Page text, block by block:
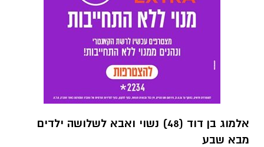
אלמוג בן דוד (48) נשוי ואבא לשלושה ילדים
"שילוב של בשר איכותי, אש טובה, משפחה, חברים